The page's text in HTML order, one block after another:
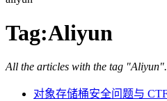
Tag:Aliyun
All the articles with the tag "Aliyun".
对象存储桶安全问题与